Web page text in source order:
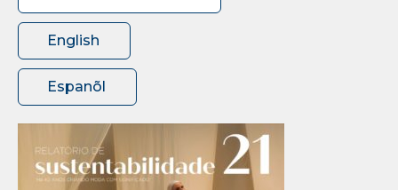
English
Espanõl